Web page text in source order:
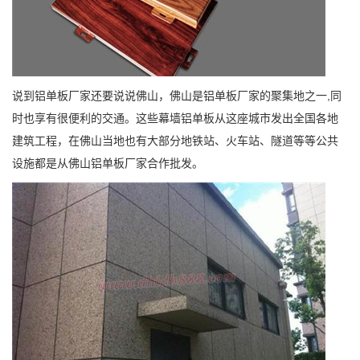
说到铝单板厂家还要说说佛山，佛山是铝单板厂家的聚集地之一,同
时也享有很便利的交通。这些幕墙铝单板从这座城市发出全国各地
建筑工程，在佛山当地也有大部分地铁站、火车站、隧道等等公共
设施都是从佛山铝单板厂家合作批发。